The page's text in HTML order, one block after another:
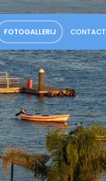
FOTOGALLERIJ CONTACT